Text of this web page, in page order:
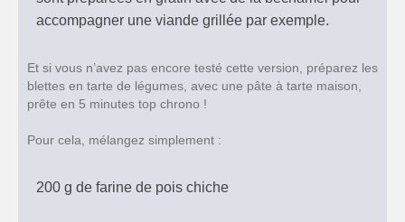
accompagner une viande grillée par exemple.
Et si vous n’avez pas encore testé cette version, préparez les
blettes en tarte de légumes, avec une pâte à tarte maison,
prête en 5 minutes top chrono !
Pour cela, mélangez simplement :
200 g de farine de pois chiche